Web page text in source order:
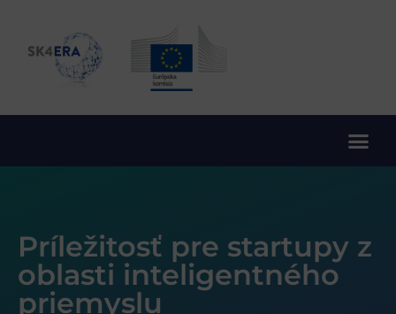
Príležitosť pre startupy z
oblasti inteligentného
priemyslu